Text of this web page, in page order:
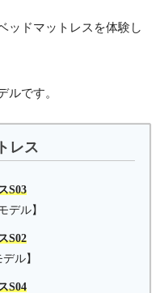
ッドマットレスを体験し
ルです。
レス
S03
デル】
S02
ル】
S04